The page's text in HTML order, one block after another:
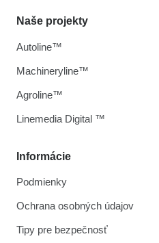
Informácie
Podmienky
Ochrana osobných údajov
Tipy pre bezpečnosť
Naše projekty
Autoline™
Machineryline™
Agroline™
Linemedia Digital ™